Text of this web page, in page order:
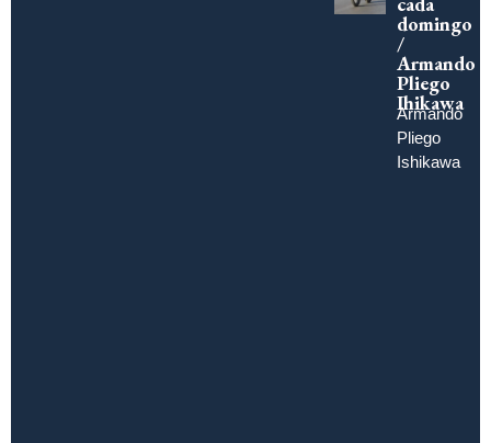
domingo
/
Armando
Pliego
Ihikawa
Armando
Pliego
Ishikawa